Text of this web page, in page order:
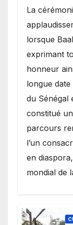
​La
lorsque
exprimant
honneur
longue date
du Sénégal
constitué
parcours
l’un
en
mondial de